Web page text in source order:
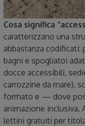
Cosa significa
caratterizzano una
abbastanza codificati:
bagni e spogliatoi
docce accessibili,
carrozzine da mare),
formato e — dove
animazione inclusiva.
lettini gratuiti per